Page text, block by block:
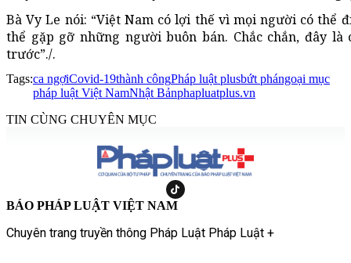
Bà Vy Le nói: “Việt Nam có lợi thế vì mọi người có thể
thể gặp gỡ những người buôn bán. Chắc chắn, đây
trước”./.
Tags:ca ngợiCovid-19thành côngPháp luật plusbứt phángoại mục
pháp luật Việt NamNhật Bảnphapluatplus.vn
TIN CÙNG CHUYÊN MỤC
BÁO PHÁP LUẬT VIỆT NAM
Chuyên trang truyền thông Pháp Luật Pháp Luật +